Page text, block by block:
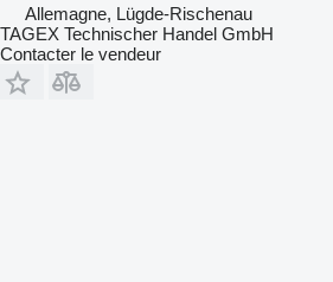
Allemagne, Lügde-Rischenau
TAGEX Technischer Handel GmbH
Contacter le vendeur